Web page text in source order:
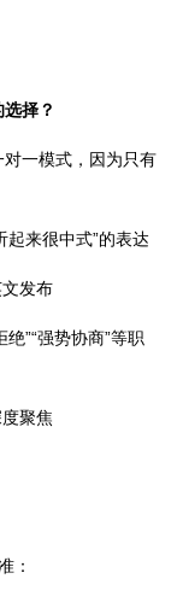
择？
一模式，因为只有
起来很中式”的表达
发布
”“强势协商”等职
聚焦
：